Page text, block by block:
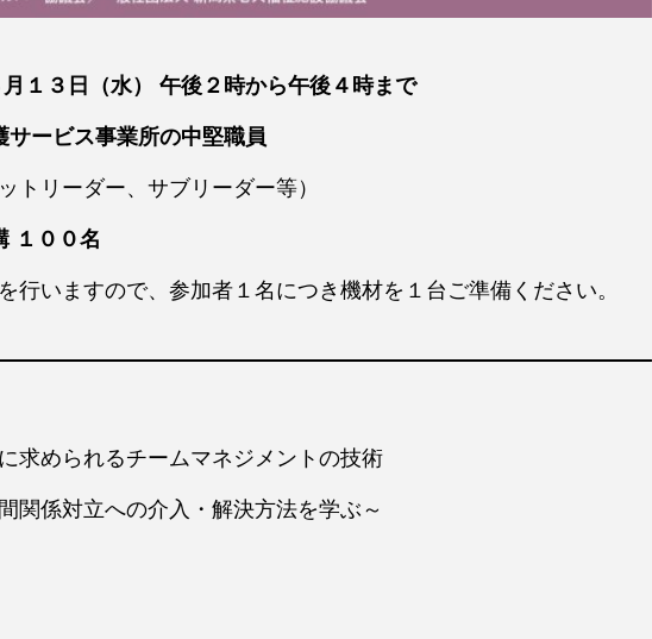
１３日（水） 午後２時から午後４時まで
サービス事業所の中堅職員
トリーダー、サブリーダー等）
１００名
行いますので、参加者１名につき機材を１台ご準備ください。
求められるチームマネジメントの技術
間関係対立への介入・解決方法を学ぶ～